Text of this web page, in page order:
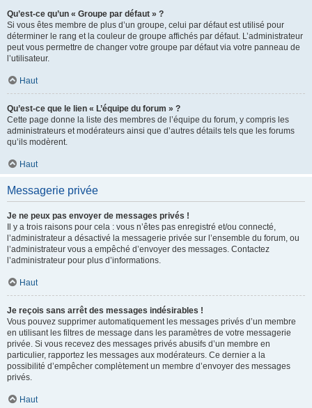
Qu’est-ce qu’un « Groupe par défaut » ?
Si vous êtes membre de plus d’un groupe, celui par défaut est utilisé pour
déterminer le rang et la couleur de groupe affichés par défaut. L’administrateur
peut vous permettre de changer votre groupe par défaut via votre panneau de
l’utilisateur.
Haut
Qu’est-ce que le lien « L’équipe du forum » ?
Cette page donne la liste des membres de l’équipe du forum, y compris les
administrateurs et modérateurs ainsi que d’autres détails tels que les forums
qu’ils modèrent.
Haut
Messagerie privée
Je ne peux pas envoyer de messages privés !
Il y a trois raisons pour cela : vous n’êtes pas enregistré et/ou connecté,
l’administrateur a désactivé la messagerie privée sur l’ensemble du forum, ou
l’administrateur vous a empêché d’envoyer des messages. Contactez
l’administrateur pour plus d’informations.
Haut
Je reçois sans arrêt des messages indésirables !
Vous pouvez supprimer automatiquement les messages privés d’un membre
en utilisant les filtres de message dans les paramètres de votre messagerie
privée. Si vous recevez des messages privés abusifs d’un membre en
particulier, rapportez les messages aux modérateurs. Ce dernier a la
possibilité d’empêcher complètement un membre d’envoyer des messages
privés.
Haut